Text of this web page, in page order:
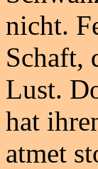
nicht.
Schaft,
Lust.
hat
atmet